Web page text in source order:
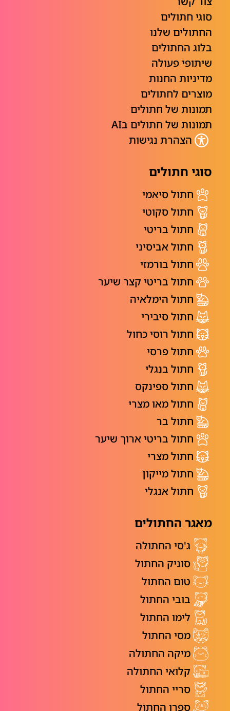
סוגי חתולים
החתולים שלנו
בלוג החתולים
שיתופי פעולה
מדיניות החנות
מוצרים לחתולים
תמונות של חתולים
תמונות של חתולים בAI
הצהרת נגישות
סוגי חתולים
חתול סיאמי
חתול סקוטי
חתול בריטי
חתול אביסיני
חתול בורמזי
חתול בריטי קצר שיער
חתול הימלאיה
חתול סיבירי
חתול רוסי כחול
חתול פרסי
חתול בנגלי
חתול ספינקס
חתול מאו מצרי
חתול בר
חתול בריטי ארוך שיער
חתול מצרי
חתול מייקון
חתול אנגלי
מאגר החתולים
ג'סי החתולה
סוניק החתול
טום החתול
בובי החתול
לימו החתול
מסי החתול
מיקה החתולה
קלואי החתולה
סריי החתול
ספרו החתול